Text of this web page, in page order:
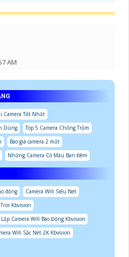
AM
Camera Tốt Nhất
Dùng
Top 5 Camera Chống Trộm
Báo giá camera 2 mắt
Những Camera Có Màu Ban Đêm
động
Camera Wifi Siêu Nét
Kbvision
Lắp Camera Wifi Báo Động Kbvision
Wifi Sắc Nét 2K Kbvsiion